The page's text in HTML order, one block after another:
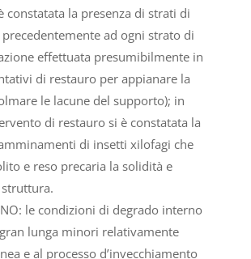
constatata la presenza di strati di
precedentemente ad ogni strato di
effettuata presumibilmente in
di restauro per appianare la
le lacune del supporto); in
di restauro si è constatata la
di insetti xilofagi che
e reso precaria la solidità e
le condizioni di degrado interno
lunga minori relativamente
e al processo d’invecchiamento